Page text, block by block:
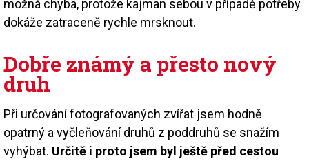
možná chyba, protože kajman sebou v případě potřeby
dokáže zatraceně rychle mrsknout.
Dobře známý a přesto nový
druh
Při určování fotografovaných zvířat jsem hodně
opatrný a vyčleňování druhů z poddruhů se snažím
vyhýbat. Určitě i proto jsem byl ještě před cestou